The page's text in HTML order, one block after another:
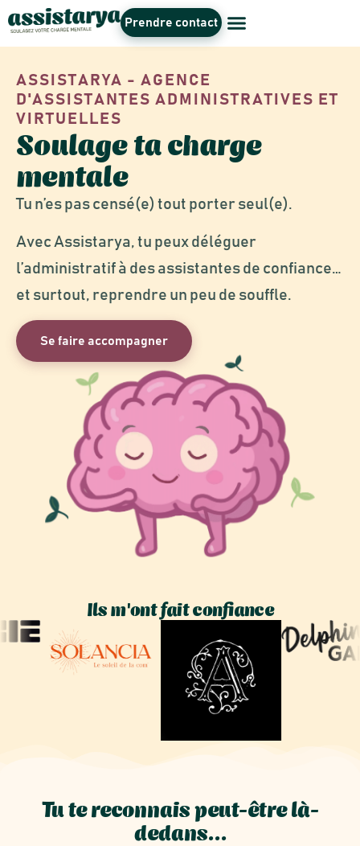
Prendre contact
ASSISTARYA - AGENCE
D'ASSISTANTES ADMINISTRATIVES ET
VIRTUELLES
Soulage ta charge
mentale
Tu n’es pas censé(e) tout porter seul(e).
Avec Assistarya, tu peux déléguer
l’administratif à des assistantes de confiance…
et surtout, reprendre un peu de souffle.
Se faire accompagner
Ils m'ont fait confiance
Tu te reconnais peut-être là-
dedans…